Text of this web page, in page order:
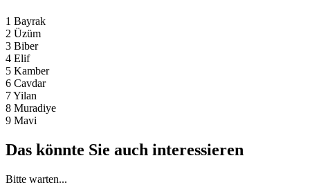
1 Bayrak
2 Üzüm
3 Biber
4 Elif
5 Kamber
6 Cavdar
7 Yilan
8 Muradiye
9 Mavi
Das könnte Sie auch interessieren
Bitte warten...